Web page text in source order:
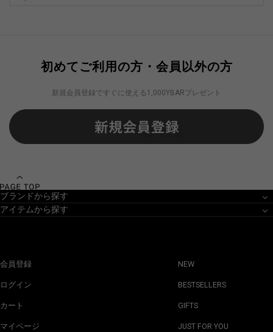
初めてご利用の方・会員以外の方
新規会員登録ですぐに使える1,000YBARプレゼント
ブランドから探す
アイテムから探す
会員登録
ログイン
カート
マイページ
NEW
BESTSELLERS
GIFTS
JUST FOR YOU